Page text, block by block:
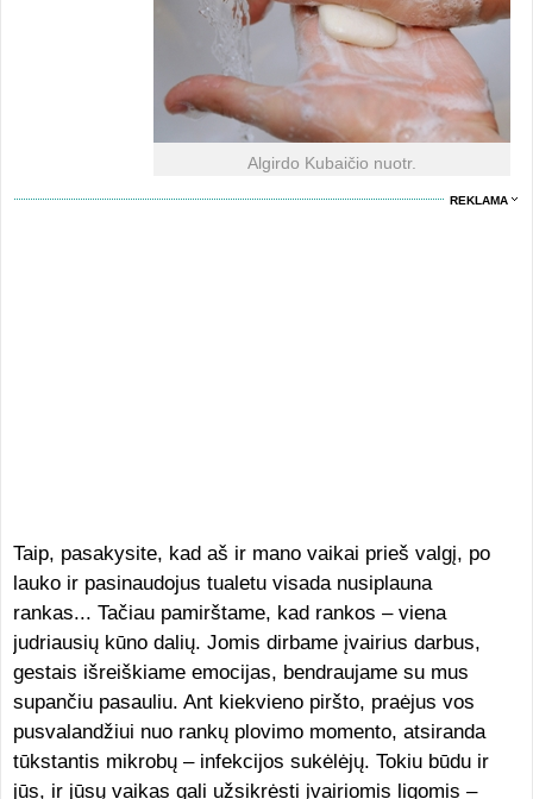
Algirdo Kubaičio nuotr.
REKLAMA
Taip, pasakysite, kad aš ir mano vaikai prieš valgį, po
lauko ir pasinaudojus tualetu visada nusiplauna
rankas... Tačiau pamirštame, kad rankos – viena
judriausių kūno dalių. Jomis dirbame įvairius darbus,
gestais išreiškiame emocijas, bendraujame su mus
supančiu pasauliu. Ant kiekvieno piršto, praėjus vos
pusvalandžiui nuo rankų plovimo momento, atsiranda
tūkstantis mikrobų – infekcijos sukėlėjų. Tokiu būdu ir
jūs, ir jūsų vaikas gali užsikrėsti įvairiomis ligomis –